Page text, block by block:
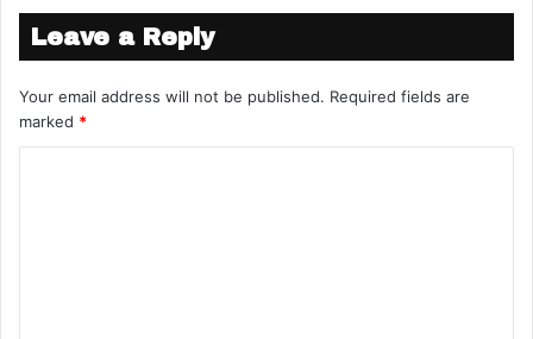
Leave a Reply
Your email address will not be published. Required fields are
marked *